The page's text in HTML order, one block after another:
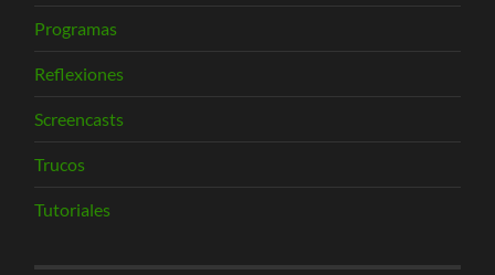
Programas
Reflexiones
Screencasts
Trucos
Tutoriales